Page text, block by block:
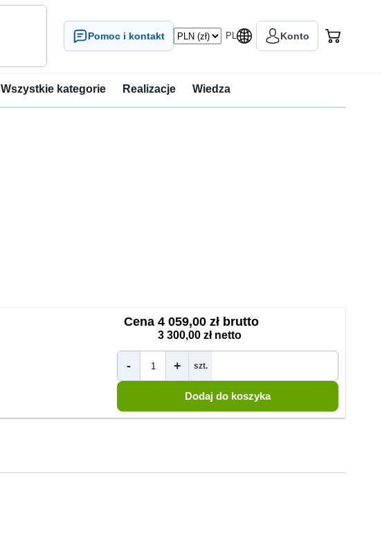
Pomoc i kontakt PL Konto
Wszystkie kategorie Realizacje Wiedza
Cena 4 059,00 zł brutto
3 300,00 zł netto
- + szt.